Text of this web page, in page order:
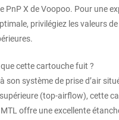
PnP X de Voopoo. Pour une
privilégiez les valeurs
que cette cartouche fuit ?
son système de prise d’air
(top-airflow), cette
offre une excellente